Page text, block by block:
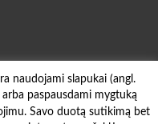
naudojami slapukai (angl.
paspausdami mygtuką
Savo duotą sutikimą bet